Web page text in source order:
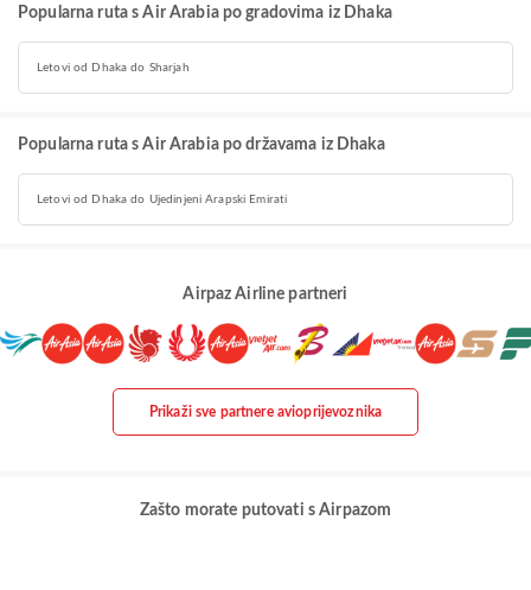
Popularna ruta s Air Arabia po gradovima iz Dhaka
Letovi od Dhaka do Sharjah
Popularna ruta s Air Arabia po državama iz Dhaka
Letovi od Dhaka do Ujedinjeni Arapski Emirati
Airpaz Airline partneri
Prikaži sve partnere avioprijevoznika
Zašto morate putovati s Airpazom